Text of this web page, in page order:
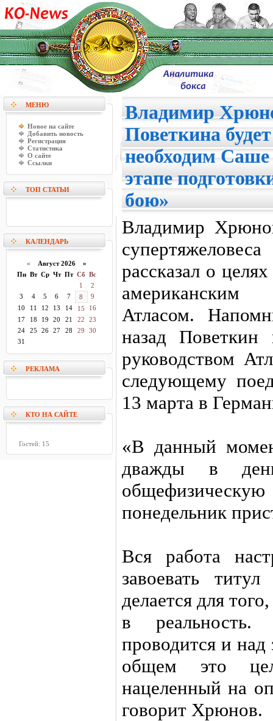
МЕНЮ
Новое на сайте
Добавить новость
Регистрация
Статистика
О сайте
Ссылки
ТОП СТАТЬИ
КАЛЕНДАРЬ
« Август 2026 »
Пн Вт Ср Чт Пт Сб Вс
1
2
3
4 5 6 7 8
9
10
11 12 13 14 15
16
17
18 19 20 21 22
23
24
25 26 27 28 29
30
31
РЕКЛАМА
КТО НА САЙТЕ
Гостей: 15
Владимир
Поветкина
необходим
этапе
бою»
Владимир
рассказал о
Атласом.
назад
руководством
следующему
13 марта в
«В данный
дважды в
понедельник
Вся работа
завоевать
делается для
в
проводится и
общем это
нацеленный на
говорит Хрюнов.